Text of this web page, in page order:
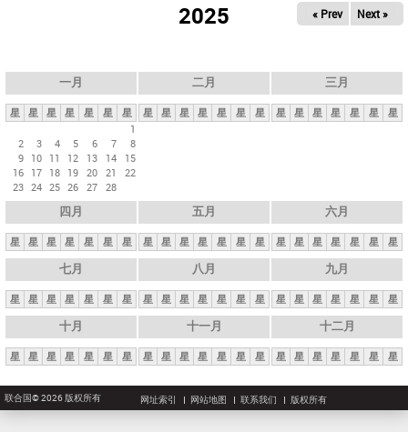
2025 « Prev Next »
一月
星 星 星 星 星 星
星
1
2
3 4 5 6 7
8
9 10 11 12 13 14
15
16 17 18 19 20 21
22
23 24 25 26 27 28
二月
星 星 星 星 星 星 星
三月
星 星 星 星 星 星 星
四月
星 星 星 星 星 星 星
五月
星 星 星 星 星 星 星
六月
星 星 星 星 星 星 星
七月
星 星 星 星 星 星 星
八月
星 星 星 星 星 星 星
九月
星 星 星 星 星 星 星
十月
星 星 星 星 星 星 星
十一月
星 星 星 星 星 星 星
十二月
星 星 星 星 星 星 星
联合国© 2026 版权所有 网址索引 网站地图 联系我们 版权所有